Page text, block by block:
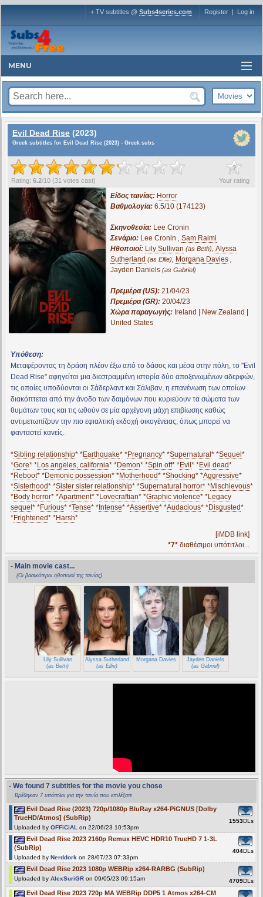
+ TV subtitles @ Subs4series.com Register | Log in
MENU
Evil Dead Rise (2023)
Greek subtitles for Evil Dead Rise (2023) - Greek subs
?
Your rating
Rating: 6.2/10 (31 votes cast)
Είδος ταινίας: Horror
Βαθμολογία: 6.5/10 (174123)
Σκηνοθεσία: Lee Cronin
Σενάριο: Lee Cronin , Sam Raimi
Ηθοποιοί: Lily Sullivan (as Beth), Alyssa
Sutherland (as Ellie), Morgana Davies,
Jayden Daniels (as Gabriel)
Πρεμιέρα (US): 21/04/23
Πρεμιέρα (GR): 20/04/23
Χώρα παραγωγής: Ireland | New Zealand |
United States
Υπόθεση:
Μεταφέροντας τη δράση πλέον έξω από το δάσος και μέσα στην πόλη, το "Evil
Dead Rise" αφηγείται μια διεστραμμένη ιστορία δύο αποξενωμένων αδερφών,
τις οποίες υποδύονται οι Σάδερλαντ και Σάλιβαν, η επανένωση των οποίων
διακόπτεται από την άνοδο των δαιμόνων που κυριεύουν τα σώματα των
θυμάτων τους και τις ωθούν σε μία αρχέγονη μάχη επιβίωσης καθώς
αντιμετωπίζουν την πιο εφιαλτική εκδοχή οικογένειας, όπως μπορεί να
φανταστεί κανείς.
*Sibling relationship* *Earthquake* *Pregnancy* *Supernatural * *Sequel *
*Gore* *Los angeles, california* *Demon* *Spin off* *Evil * *Evil dead*
*Reboot* *Demonic possession* *Motherhood* *Shocking* *Aggressive*
*Sisterhood* *Sister sister relationship* *Supernatural horror* *Mischievous*
*Body horror* *Apartment* *Lovecraftian* *Graphic violence* *Legacy
sequel * *Furious* *Tense* * Intense* *Assertive* *Audacious* *Disgusted*
*Frightened* *Harsh*
[iMDB link]
*7* διαθέσιμοι υπότιτλοι...
- Main movie cast...
(Οι βασικότεροι ηθοποιοί της ταινίας)
Lily Sullivan
(as Beth)
Alyssa Sutherland
(as Ellie)
Morgana Davies
Jayden Daniels
(as Gabriel)
- We found 7 subtitles for the movie you chose
Βρέθηκαν 7 υπότιτλοι για την ταινία που επιλέξατε
Evil Dead Rise (2023) 720p/1080p BluRay x264-PiGNUS [Dolby
TrueHD/Atmos] (SubRip)
Uploaded by OFFiCiAL on 22/06/23 10:53pm
1553DLs
Evil Dead Rise 2023 2160p Remux HEVC HDR10 TrueHD 7 1-3L
(SubRip)
Uploaded by Nerddork on 28/07/23 07:33pm
404DLs
Evil Dead Rise 2023 1080p WEBRip x264-RARBG (SubRip)
Uploaded by AlexSuriGR on 09/05/23 09:15am 4709DLs
Evil Dead Rise 2023 720p MA WEBRip DDP5 1 Atmos x264-CM